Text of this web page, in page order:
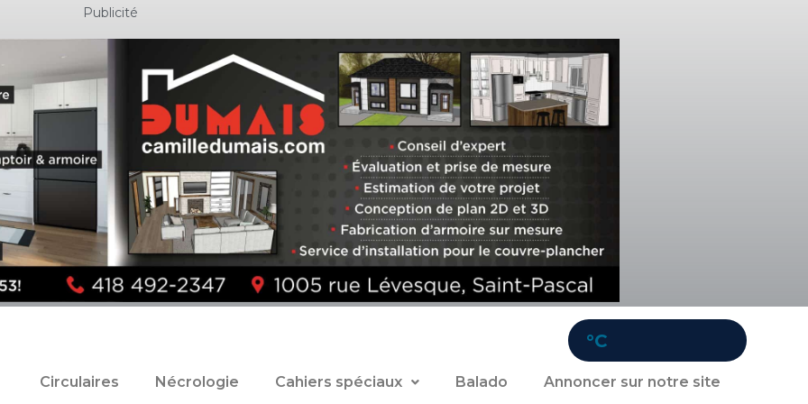
Publicité
°C
Circulaires Nécrologie Cahiers spéciaux Balado Annoncer sur notre site